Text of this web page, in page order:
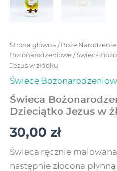
Strona główna /Boże Narodzenie
Bożonarodzeniowe/ Świeca
Jezus w żłóbku
Świece
Świeca
Dzieciątko Jezus w
30,00 zł
Świeca ręcznie
następnie złocona